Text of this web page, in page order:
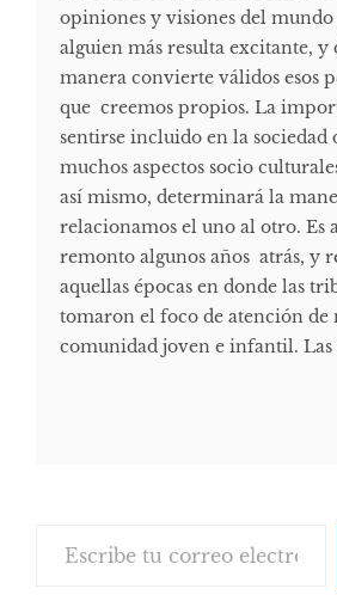
opiniones y visiones del
alguien más resulta excitante, y
manera convierte válidos esos
que creemos propios. La
sentirse incluido en la sociedad
muchos aspectos socio
así mismo, determinará la
relacionamos el uno al otro. Es
remonto algunos años atrás, y
aquellas épocas en donde las
tomaron el foco de atención de
comunidad joven e infantil. Las